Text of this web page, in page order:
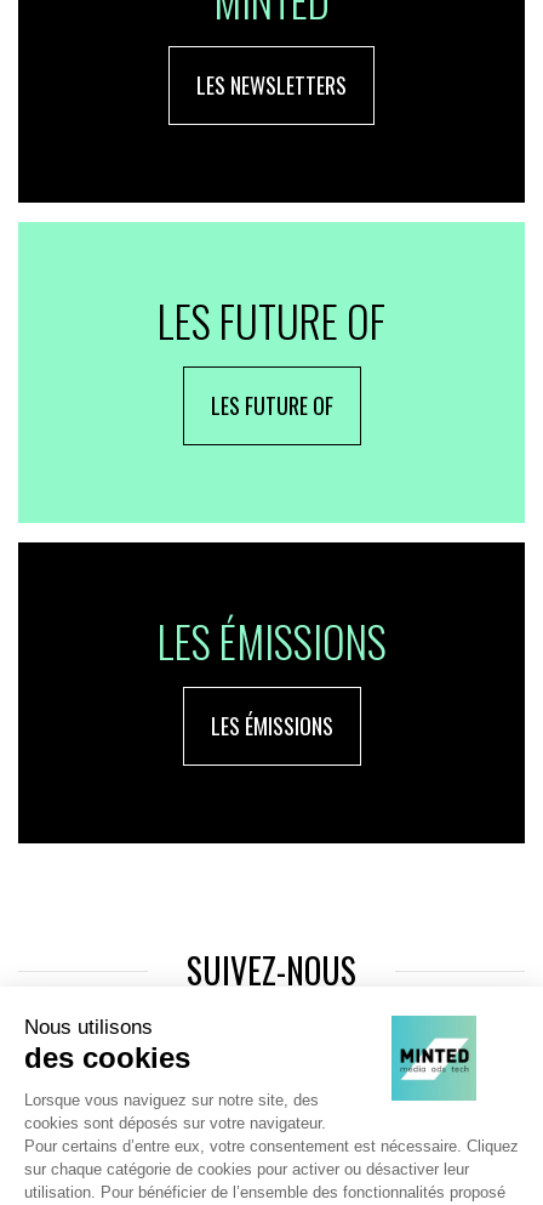
LES NEWSLETTERS
LES FUTURE OF
LES FUTURE OF
LES ÉMISSIONS
LES ÉMISSIONS
SUIVEZ-NOUS